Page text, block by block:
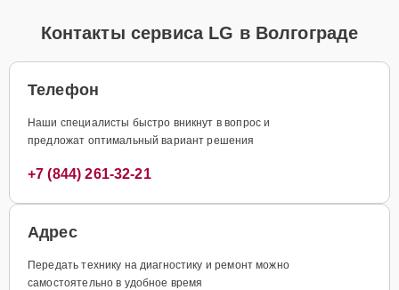
Контакты сервиса LG в Волгограде
Телефон
Наши специалисты быстро вникнут в вопрос и
предложат оптимальный вариант решения
+7 (844) 261-32-21
Адрес
Передать технику на диагностику и ремонт можно
самостоятельно в удобное время